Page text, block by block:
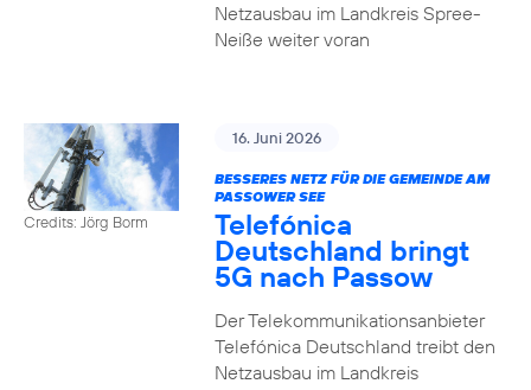
Netzausbau im Landkreis Spree-
Neiße weiter voran
Credits: Jörg Borm
16. Juni 2026
BESSERES NETZ FÜR DIE GEMEINDE AM
PASSOWER SEE
Telefónica
Deutschland bringt
5G nach Passow
Der Telekommunikationsanbieter
Telefónica Deutschland treibt den
Netzausbau im Landkreis